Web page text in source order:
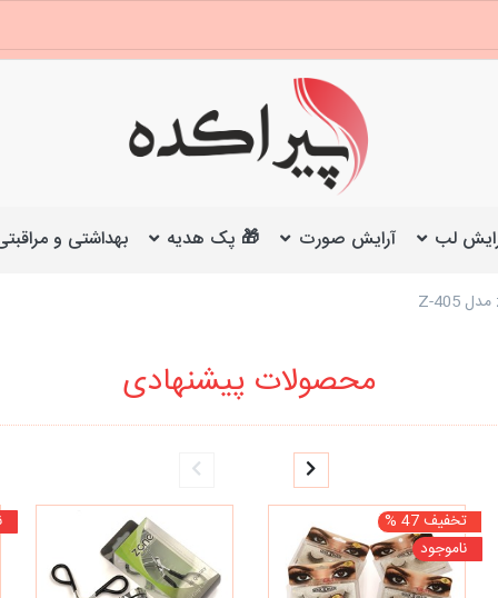
لب آرایش صورت 🎁 پک هدیه بهداشتی و
محصولات پیشنهادی
تخفیف 47 %
ناموجود